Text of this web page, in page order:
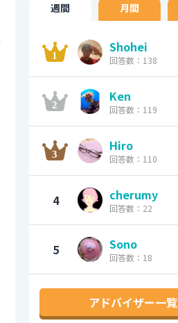
週間 月間
Shohei
回答数：138
Ken
回答数：119
Hiro
回答数：110
4 cherumy
回答数：22
5 Sono
回答数：18
アドバイザー一覧